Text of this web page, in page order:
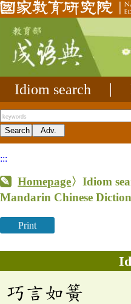
Idiom search
:::
Homepage〉Idiom
Mandarin Chinese
Print
巧言如簧